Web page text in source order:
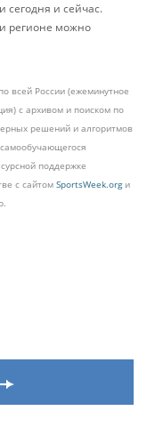
сегодня и сейчас.
регионе можно
всей России (ежеминутное
с архивом и поиском по
решений и алгоритмов
поддержке
с сайтом SportsWeek.orgи